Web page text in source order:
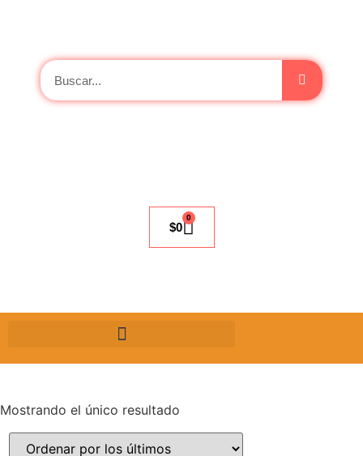
$0
0
Mostrando el único resultado